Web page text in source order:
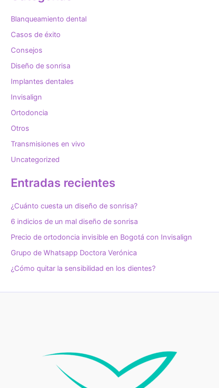
p
o
:
Blanqueamiento dental
Casos de éxito
Consejos
Diseño de sonrisa
Implantes dentales
Invisalign
Ortodoncia
Otros
Transmisiones en vivo
Uncategorized
Entradas recientes
¿Cuánto cuesta un diseño de sonrisa?
6 indicios de un mal diseño de sonrisa
Precio de ortodoncia invisible en Bogotá con Invisalign
Grupo de Whatsapp Doctora Verónica
¿Cómo quitar la sensibilidad en los dientes?